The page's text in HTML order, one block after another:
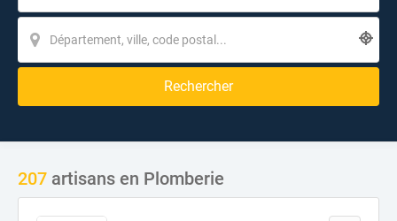
Rechercher
207 artisans en Plomberie